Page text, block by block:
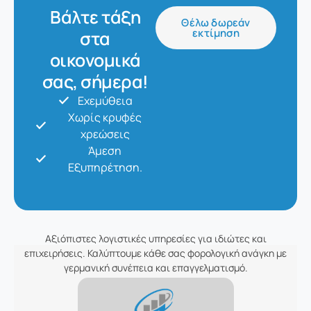
Βάλτε τάξη
στα
οικονομικά
σας, σήμερα!
Εχεμύθεια
Χωρίς κρυφές
χρεώσεις
Άμεση
Εξυπηρέτηση.
Θέλω δωρεάν
εκτίμηση
Αξιόπιστες λογιστικές υπηρεσίες για ιδιώτες και
επιχειρήσεις. Καλύπτουμε κάθε σας φορολογική ανάγκη με
γερμανική συνέπεια και επαγγελματισμό.